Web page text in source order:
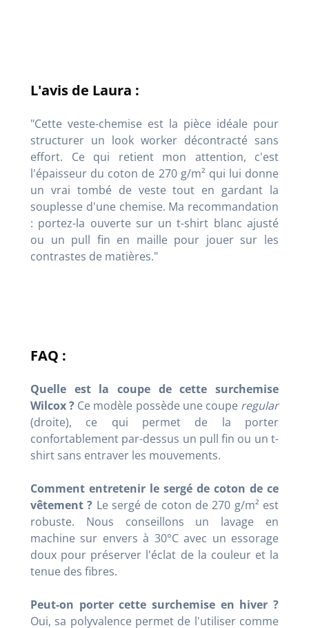
L'avis de Laura :
"Cette veste-chemise est la pièce idéale pour
structurer un look worker décontracté sans
effort. Ce qui retient mon attention, c'est
l'épaisseur du coton de 270 g/m² qui lui donne
un vrai tombé de veste tout en gardant la
souplesse d'une chemise. Ma recommandation
: portez-la ouverte sur un t-shirt blanc ajusté
ou un pull fin en maille pour jouer sur les
contrastes de matières."
FAQ :
Quelle est la coupe de cette surchemise
Wilcox ? Ce modèle possède une coupe regular
(droite), ce qui permet de la porter
confortablement par-dessus un pull fin ou un t-
shirt sans entraver les mouvements.
Comment entretenir le sergé de coton de ce
vêtement ? Le sergé de coton de 270 g/m² est
robuste. Nous conseillons un lavage en
machine sur envers à 30°C avec un essorage
doux pour préserver l'éclat de la couleur et la
tenue des fibres.
Peut-on porter cette surchemise en hiver ?
Oui, sa polyvalence permet de l'utiliser comme